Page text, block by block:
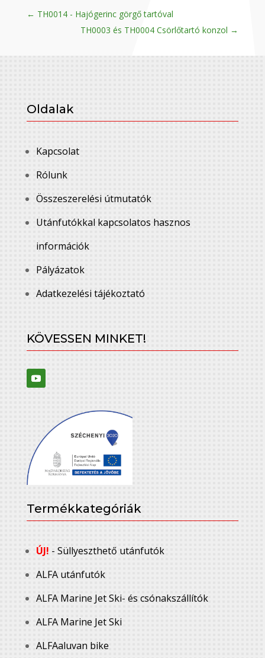
← TH0014 - Hajógerinc görgő tartóval
TH0003 és TH0004 Csörlőtartó konzol →
Oldalak
Kapcsolat
Rólunk
Összeszerelési útmutatók
Utánfutókkal kapcsolatos hasznos
információk
Pályázatok
Adatkezelési tájékoztató
KÖVESSEN MINKET!
Termékkategóriák
ÚJ! - Süllyeszthető utánfutók
ALFA utánfutók
ALFA Marine Jet Ski- és csónakszállítók
ALFA Marine Jet Ski
ALFAaluvan bike